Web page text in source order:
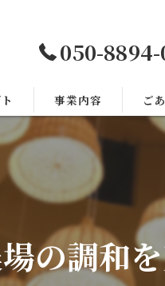
050-
事業内容 ご
の調和